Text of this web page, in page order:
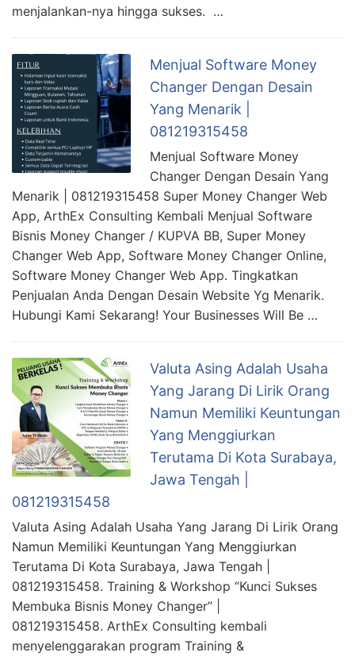
menjalankan-nya hingga sukses. …
Menjual Software Money
Changer Dengan Desain
Yang Menarik |
081219315458
Menjual Software Money
Changer Dengan Desain Yang
Menarik | 081219315458 Super Money Changer Web
App, ArthEx Consulting Kembali Menjual Software
Bisnis Money Changer / KUPVA BB, Super Money
Changer Web App, Software Money Changer Online,
Software Money Changer Web App. Tingkatkan
Penjualan Anda Dengan Desain Website Yg Menarik.
Hubungi Kami Sekarang! Your Businesses Will Be …
Valuta Asing Adalah Usaha
Yang Jarang Di Lirik Orang
Namun Memiliki Keuntungan
Yang Menggiurkan
Terutama Di Kota Surabaya,
Jawa Tengah |
081219315458
Valuta Asing Adalah Usaha Yang Jarang Di Lirik Orang
Namun Memiliki Keuntungan Yang Menggiurkan
Terutama Di Kota Surabaya, Jawa Tengah |
081219315458. Training & Workshop “Kunci Sukses
Membuka Bisnis Money Changer” |
081219315458. ArthEx Consulting kembali
menyelenggarakan program Training &